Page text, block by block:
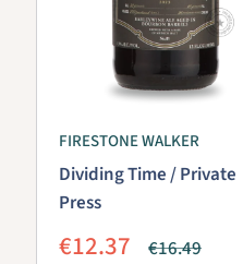
FIRESTONE WALKER
Dividing Time / Private
Press
Aanbiedingsprijs
€12.37 Normale
€16.49